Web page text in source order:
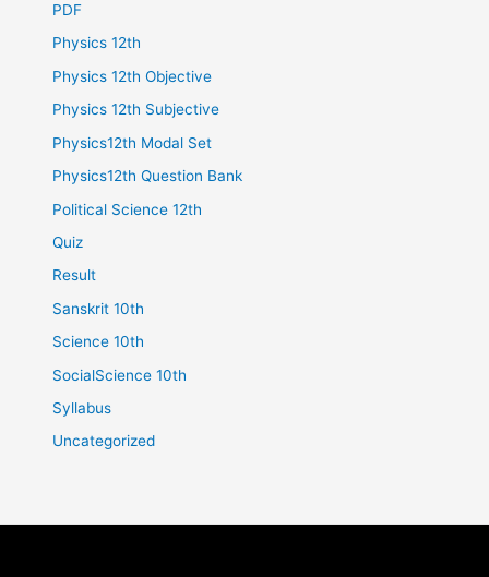
PDF
Physics 12th
Physics 12th Objective
Physics 12th Subjective
Physics12th Modal Set
Physics12th Question Bank
Political Science 12th
Quiz
Result
Sanskrit 10th
Science 10th
SocialScience 10th
Syllabus
Uncategorized